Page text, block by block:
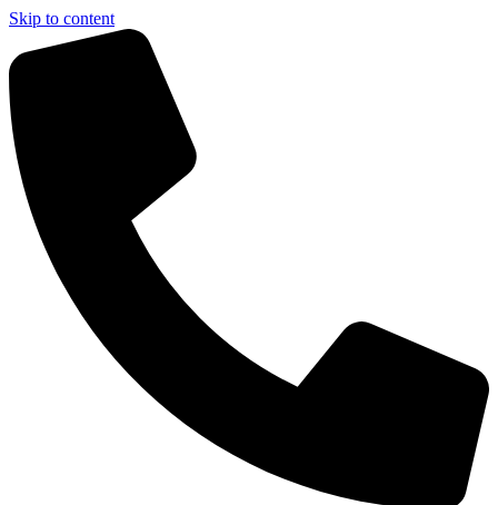
Skip to content